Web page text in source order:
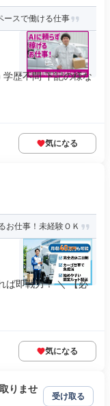
ースで働ける仕事
歴不問 下記の様な
気になる
お仕事！未経験ＯＫ
ば即戦力！ ＼ 【必
気になる
りませ
受け取る